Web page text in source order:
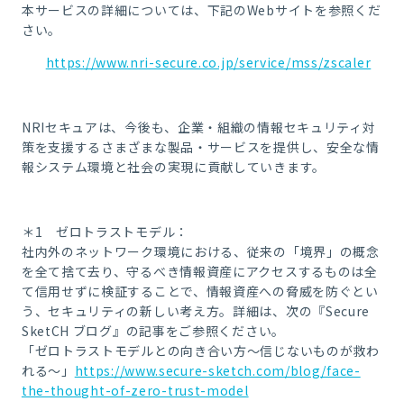
本サービスの詳細については、下記のWebサイトを参照くだ
さい。
https://www.nri-secure.co.jp/service/mss/zscaler
NRIセキュアは、今後も、企業・組織の情報セキュリティ対
策を支援するさまざまな製品・サービスを提供し、安全な情
報システム環境と社会の実現に貢献していきます。
＊1 ゼロトラストモデル：
社内外のネットワーク環境における、従来の「境界」の概念
を全て捨て去り、守るべき情報資産にアクセスするものは全
て信用せずに検証することで、情報資産への脅威を防ぐとい
う、セキュリティの新しい考え方。詳細は、次の『Secure
SketCH ブログ』の記事をご参照ください。
「ゼロトラストモデルとの向き合い方～信じないものが救わ
れる～」 https://www.secure-sketch.com/blog/face-
the-thought-of-zero-trust-model